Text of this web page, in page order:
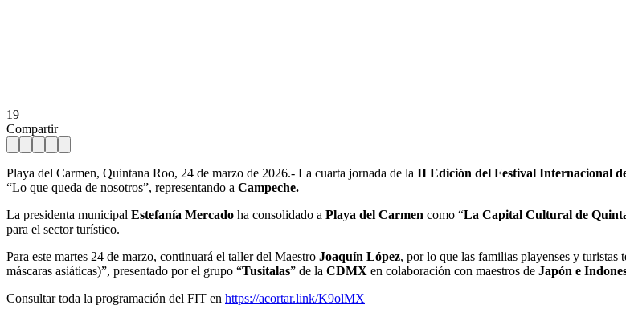
19
Compartir
Playa del Carmen, Quintana Roo, 24 de marzo de 2026.- La cuarta jornada de la II Edición del Festival Internacional
“Lo que queda de nosotros”, representando a Campeche.
La presidenta municipal Estefanía Mercado ha consolidado a Playa del Carmen como “La Capital Cultural de
para el sector turístico.
Para este martes 24 de marzo, continuará el taller del Maestro Joaquín López, por lo que las familias playenses y
máscaras asiáticas)”, presentado por el grupo “Tusitalas” de la CDMX en colaboración con maestros de Japón e
Consultar toda la programación del FIT en https://acortar.link/K9olMX